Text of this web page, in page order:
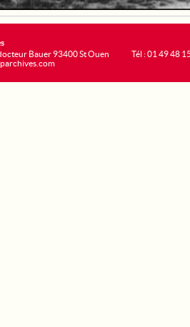
Bauer 93400 St Ouen
Tél : 01 49 48